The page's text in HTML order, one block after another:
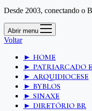
Desde 2003, conectando o
Abrir menu
Voltar
► HOME
► PATRIARCADO
► ARQUIDIOCESE
► BYBLOS
► SINAXE
► DIRETÓRIO BR